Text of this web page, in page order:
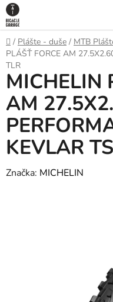
Prejsť
na
obsah
Domov
/ Plášte - duše / MTB
PLÁŠŤ FORCE AM
TLR
MICHELIN
AM
KEVLAR
Značka: MICHELIN